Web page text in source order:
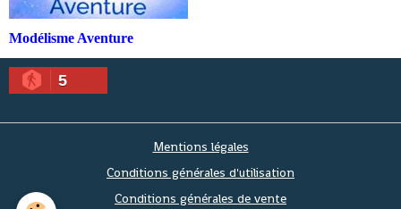
Modélisme Aventure
5
Mentions légales
Conditions générales d'utilisation
Conditions générales de vente